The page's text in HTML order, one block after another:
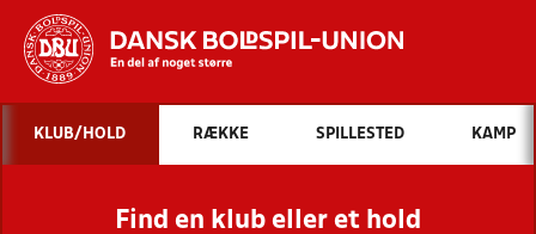
Hvad vil du søge efter?
INDHOLD OG NYHEDER
STILLINGER, RESULTATER, KLUBBER OG
KLUB/HOLD RÆKKE SPILLESTED KAMP
Find en klub eller et hold